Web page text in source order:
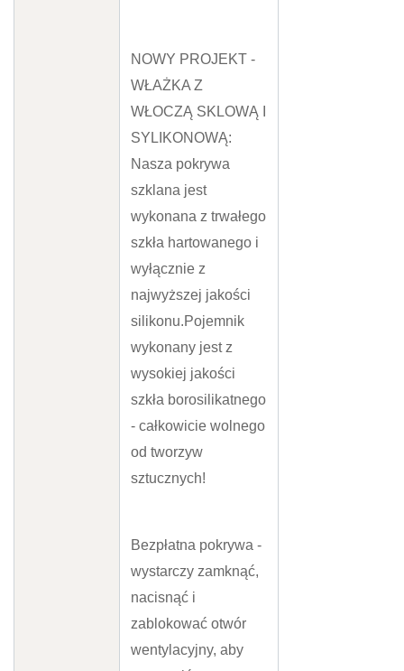
NOWY PROJEKT -
WŁAŻKA Z
WŁOCZĄ SKLOWĄ I
SYLIKONOWĄ:
Nasza pokrywa
szklana jest
wykonana z trwałego
szkła hartowanego i
wyłącznie z
najwyższej jakości
silikonu.Pojemnik
wykonany jest z
wysokiej jakości
szkła borosilikatnego
- całkowicie wolnego
od tworzyw
sztucznych!
Bezpłatna pokrywa -
wystarczy zamknąć,
nacisnąć i
zablokować otwór
wentylacyjny, aby